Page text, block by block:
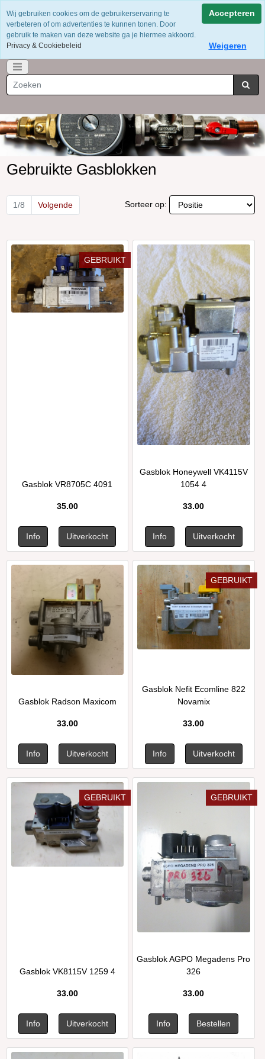
Voor 12 uur besteld = dezelfde dag verzonden
Gratis verzending vanaf €75
Whatsapp 06-49141184
Gebruikte Gasblokken
Sorteer op:
1/8 Volgende
GEBRUIKT
Gasblok VR8705C 4091
35.00
Gasblok Honeywell VK4115V
1054 4
33.00
Gasblok Radson Maxicom
33.00
GEBRUIKT
Gasblok Nefit Ecomline 822
Novamix
33.00
GEBRUIKT
Gasblok VK8115V 1259 4
33.00
GEBRUIKT
Gasblok AGPO Megadens Pro
326
33.00
Wij gebruiken cookies om de gebruikerservaring te
verbeteren of om advertenties te kunnen tonen. Door
gebruik te maken van deze website ga je hiermee akkoord.
Privacy & Cookiebeleid
Accepteren
Weigeren